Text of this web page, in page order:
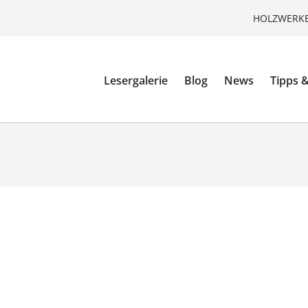
Lesergalerie Blog News Tipps